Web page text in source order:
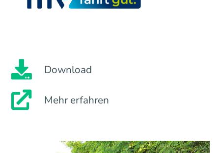
Download
Mehr erfahren